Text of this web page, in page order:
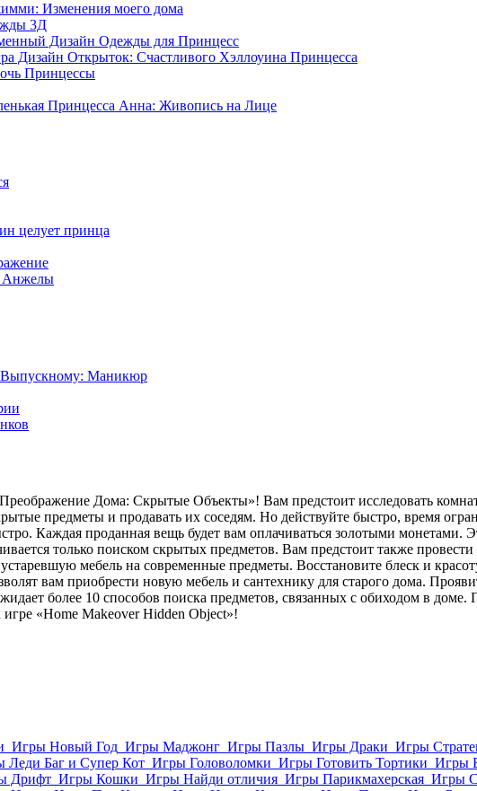
Изменения моего дома
3Д
Дизайн Одежды для Принцесс
Дизайн Открыток: Счастливого Хэллоуина Принцесса
Принцессы
Принцесса Анна: Живопись на Лице
целует принца
Анжелы
Выпускному: Маникюр
Дома: Скрытые Объекты»! Вам предстоит исследовать
предметы и продавать их соседям. Но действуйте быстро, время
Каждая проданная вещь будет вам оплачиваться золотыми монетами.
только поиском скрытых предметов. Вам предстоит также
мебель на современные предметы. Восстановите блеск и
вам приобрести новую мебель и сантехнику для старого дома.
более 10 способов поиска предметов, связанных с обиходом в
«Home Makeover Hidden Object»!
Игры Новый Год Игры Маджонг Игры Пазлы Игры Драки Игры
Леди Баг и Супер Кот Игры Головоломки Игры Готовить Тортики Игры
Дрифт Игры Кошки Игры Найди отличия Игры Парикмахерская Игры